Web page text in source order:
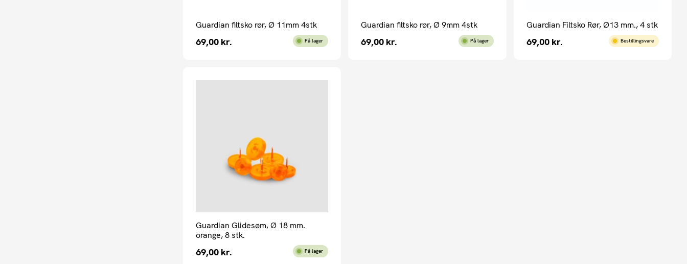
Guardian filtsko rør, Ø 11mm 4stk
69,00 kr. På lager
Guardian filtsko rør, Ø 9mm 4stk
69,00 kr. På lager
Guardian Filtsko Rør, Ø13 mm., 4 stk
69,00 kr. Bestillingsvare
Guardian Glidesøm, Ø 18 mm.
orange, 8 stk.
69,00 kr. På lager